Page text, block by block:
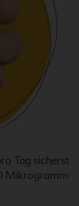
Tag sicherst
Mikrogramm